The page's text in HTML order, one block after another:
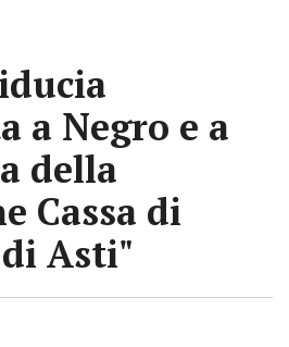
a Negro e a
della
Cassa di
Asti"